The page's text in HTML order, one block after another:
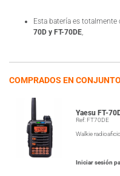
Esta batería es
70D y FT-70DE,
COMPRADOS EN
Yaesu FT-
Ref: FT70DE
Walkie
Iniciar sesión